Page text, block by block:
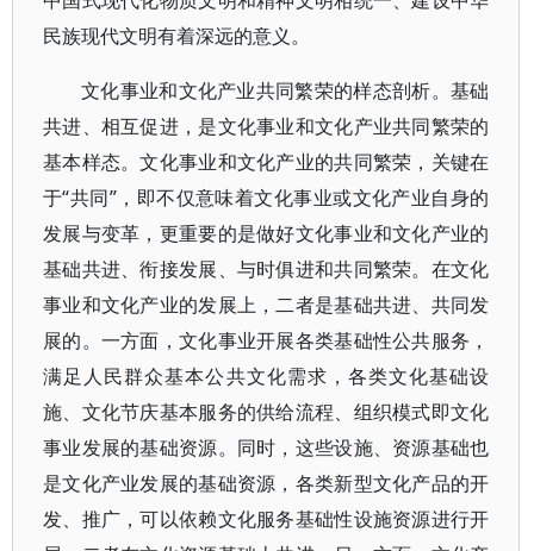
民族现代文明有着深远的意义。
文化事业和文化产业共同繁荣的样态剖析。基础
共进、相互促进，是文化事业和文化产业共同繁荣的
基本样态。文化事业和文化产业的共同繁荣，关键在
于“共同”，即不仅意味着文化事业或文化产业自身的
发展与变革，更重要的是做好文化事业和文化产业的
基础共进、衔接发展、与时俱进和共同繁荣。在文化
事业和文化产业的发展上，二者是基础共进、共同发
展的。一方面，文化事业开展各类基础性公共服务，
满足人民群众基本公共文化需求，各类文化基础设
施、文化节庆基本服务的供给流程、组织模式即文化
事业发展的基础资源。同时，这些设施、资源基础也
是文化产业发展的基础资源，各类新型文化产品的开
发、推广，可以依赖文化服务基础性设施资源进行开